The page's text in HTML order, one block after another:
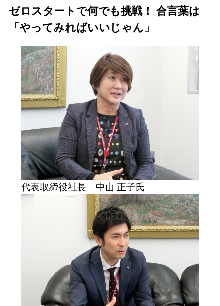
ゼロスタートで何でも挑戦！ 合言葉は
「やってみればいいじゃん」
代表取締役社長 中山 正子氏